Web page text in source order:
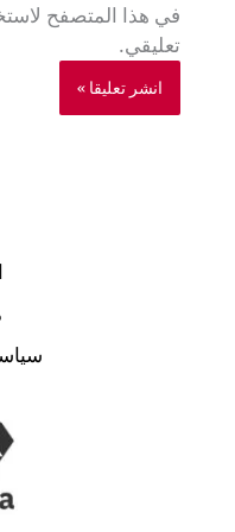
في هذا المتصفح
تعليقي.